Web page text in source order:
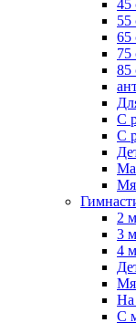
45
55
65
75
85
С
С
2 м
3 м
4 м
На
С